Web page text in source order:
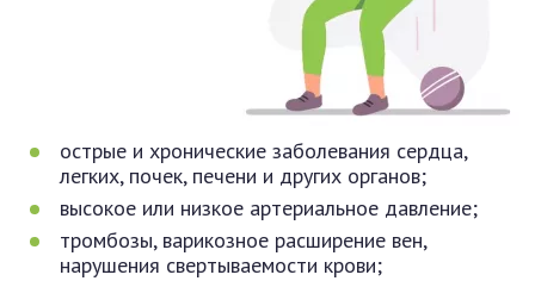
острые и хронические заболевания сердца,
легких, почек, печени и других органов;
высокое или низкое артериальное давление;
тромбозы, варикозное расширение вен,
нарушения свертываемости крови;